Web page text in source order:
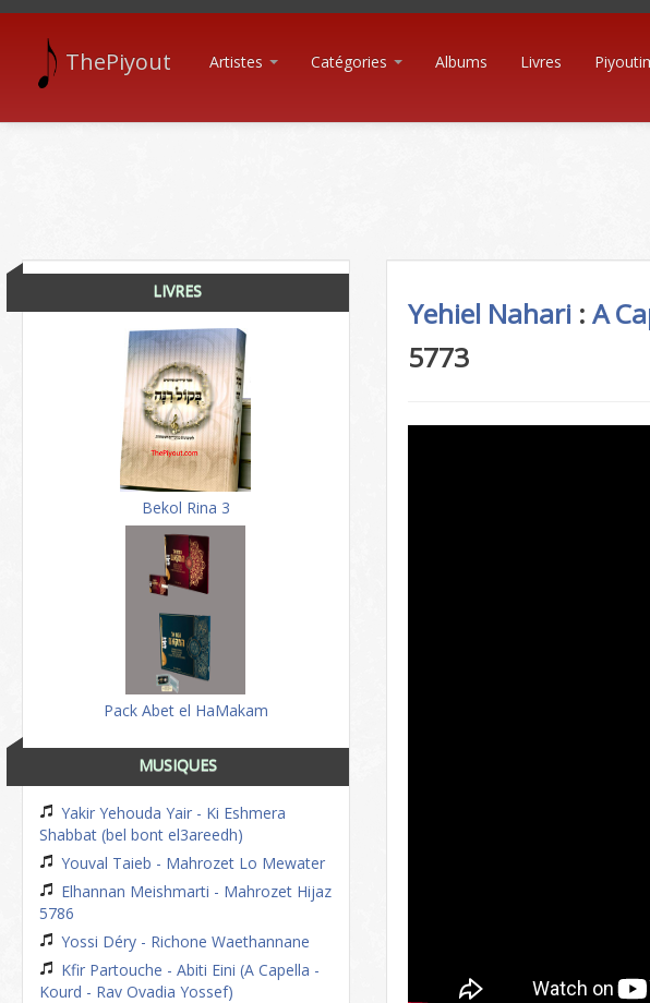
ThePiyout Artistes Catégories Albums Livres
LIVRES
Bekol Rina 3
Pack Abet el HaMakam
MUSIQUES
Yakir Yehouda Yair - Ki Eshmera
Shabbat (bel bont el3areedh)
Youval Taieb - Mahrozet Lo Mewater
Elhannan Meishmarti - Mahrozet Hijaz
5786
Yossi Déry - Richone Waethannane
Kfir Partouche - Abiti Eini (A Capella -
Kourd - Rav Ovadia Yossef)
Yehiel Nahari :A
5773